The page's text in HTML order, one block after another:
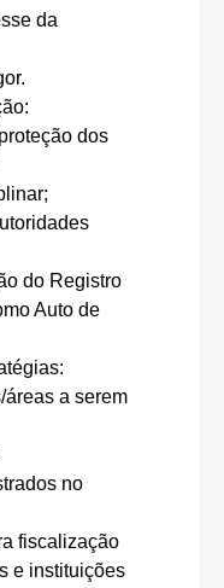
da
dos
do Registro
Auto de
a serem
no
fiscalização
e instituições